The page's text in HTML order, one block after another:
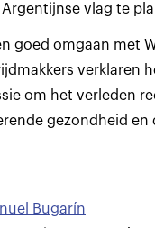
vlag te
goed omgaan met
verklaren
om het verleden
gezondheid en
Bugarín